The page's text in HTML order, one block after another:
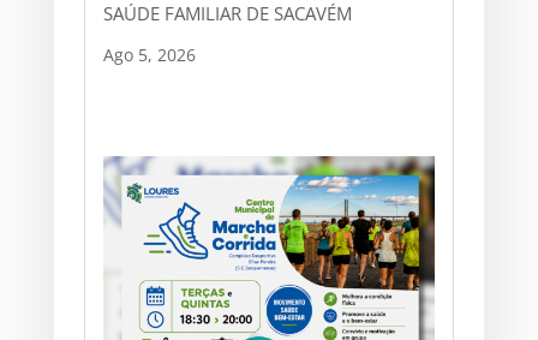
SAÚDE FAMILIAR DE SACAVÉM
Ago 5, 2026